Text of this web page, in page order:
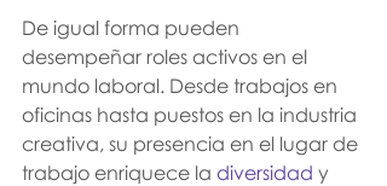
De igual forma pueden
desempeñar roles activos en el
mundo laboral. Desde trabajos en
oficinas hasta puestos en la industria
creativa, su presencia en el lugar de
trabajo enriquece la diversidad y